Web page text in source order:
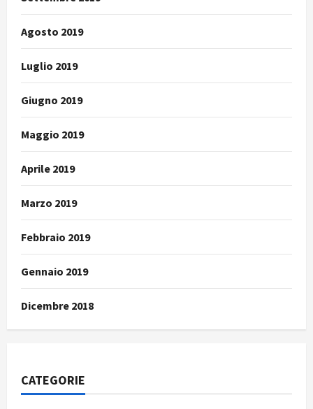
Agosto 2019
Luglio 2019
Giugno 2019
Maggio 2019
Aprile 2019
Marzo 2019
Febbraio 2019
Gennaio 2019
Dicembre 2018
CATEGORIE